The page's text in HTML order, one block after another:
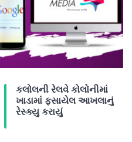
કલોલની રેલવે કોલોનીમાં
ખાડામાં ફસાયેલ આખલાનું
રેસ્ક્યુ કરાયું